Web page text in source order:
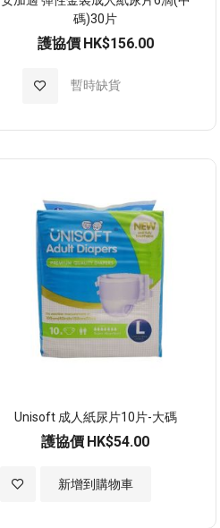
碼)30片
護協價 HK$156.00
暫時缺貨
加
至
望
清
單
Unisoft 成人紙尿片10片-大碼
護協價 HK$54.00
新增到購物車
加